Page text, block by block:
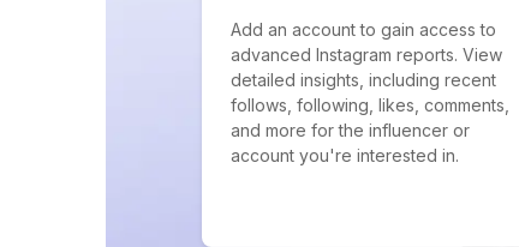
Add an account to gain access to
advanced Instagram reports. View
detailed insights, including recent
follows, following, likes, comments,
and more for the influencer or
account you're interested in.